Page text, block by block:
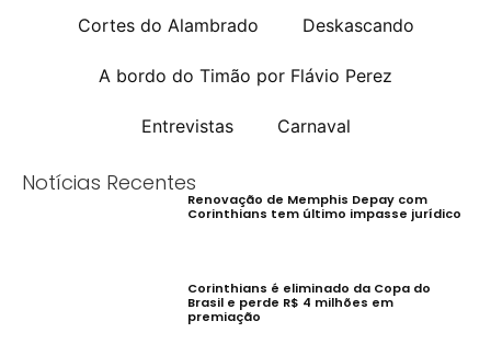
Cortes do Alambrado Deskascando
A bordo do Timão por Flávio Perez
Entrevistas Carnaval
Notícias Recentes
Renovação de Memphis Depay com
Corinthians tem último impasse jurídico
Corinthians é eliminado da Copa do
Brasil e perde R$ 4 milhões em
premiação